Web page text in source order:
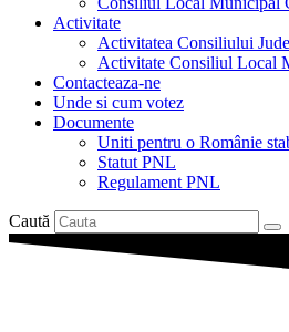
Activitate
Activitatea Consiliului
Activitate Consiliul Local
Contacteaza-ne
Unde si cum votez
Documente
Uniti pentru o Românie
Statut PNL
Regulament PNL
Caută